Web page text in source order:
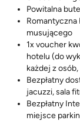
Powitalna
Romantyczna
musującego
1x voucher
hotelu (do
każdej z osób,
Bezpłatny
jacuzzi, sala
Bezpłatny
miejsce